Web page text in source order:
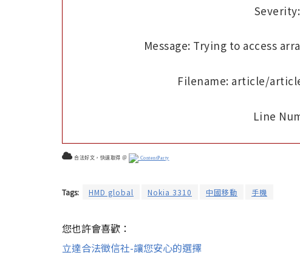
Message: Trying to access
Filename: article/
Line
合法好文，快速取得 ＠ ContentParty
Tags: HMD global Nokia 3310 中國移動 手機
您也許會喜歡：
立達合法徵信社-讓您安心的選擇